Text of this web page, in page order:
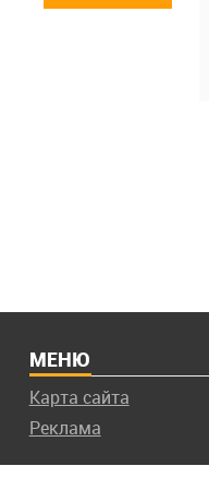
МЕНЮ
Карта сайта
Реклама